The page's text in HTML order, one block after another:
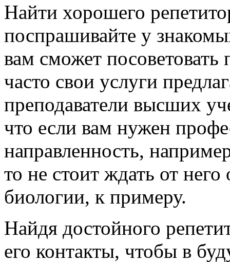
Найти хорошего
поспрашивайте у
вам сможет посоветовать
часто свои услуги
преподаватели высших
что если вам нужен
направленность,
то не стоит ждать от
биологии, к примеру.
Найдя достойного
его контакты, чтобы в